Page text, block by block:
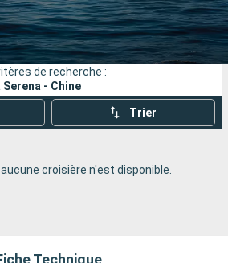
Compagnies
Rechercher
de recherche :
- Chine
Trier
croisière n'est disponible.